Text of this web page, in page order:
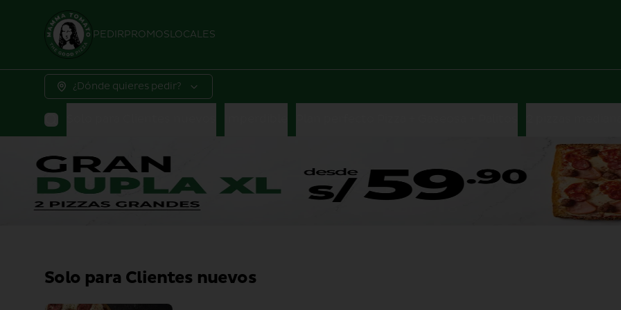
PEDIRPROMOSLOCALES
¿Dónde quieres pedir?
Solo para Clientes nuevos